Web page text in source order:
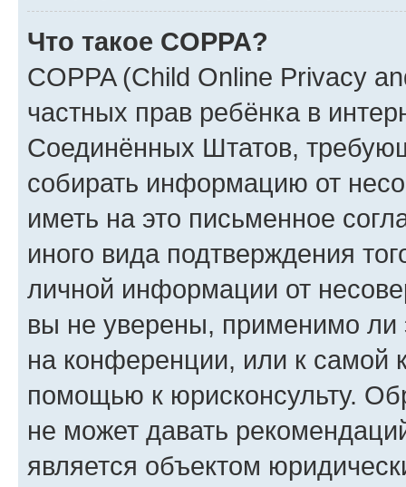
Что такое COPPA?
COPPA (Child Online Privacy
частных прав ребёнка в
Соединённых Штатов,
собирать информацию от
иметь на это письменное
иного вида подтверждения
личной информации от
вы не уверены, применимо ли
на конференции, или к самой
помощью к юрисконсульту.
не может давать
является объектом